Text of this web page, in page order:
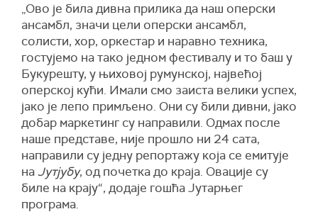
„Ово је била дивна прилика да наш оперски
ансамбл, значи цели оперски ансамбл,
солисти, хор, оркестар и наравно техника,
гостујемо на тако једном фестивалу и то баш у
Букурешту, у њиховој румунској, највећој
оперској кући. Имали смо заиста велики успех,
јако је лепо примљено. Они су били дивни, јако
добар маркетинг су направили. Одмах после
наше представе, није прошло ни 24 сата,
направили су једну репортажу која се емитује
на Јутјубу, од почетка до краја. Овације су
биле на крају“, додаје гошћа Јутарњег
програма.